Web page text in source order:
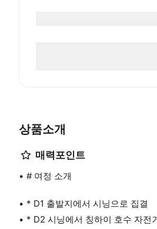
상품소개
매력포인트
# 여정 소개
* D1 출발지에서 시닝으로 집결
* D2 시닝에서 칭하이 호수 자전